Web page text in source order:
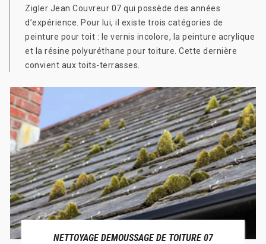
Zigler Jean Couvreur 07 qui possède des années
d’expérience. Pour lui, il existe trois catégories de
peinture pour toit : le vernis incolore, la peinture acrylique
et la résine polyuréthane pour toiture. Cette dernière
convient aux toits-terrasses.
NETTOYAGE DEMOUSSAGE DE TOITURE 07